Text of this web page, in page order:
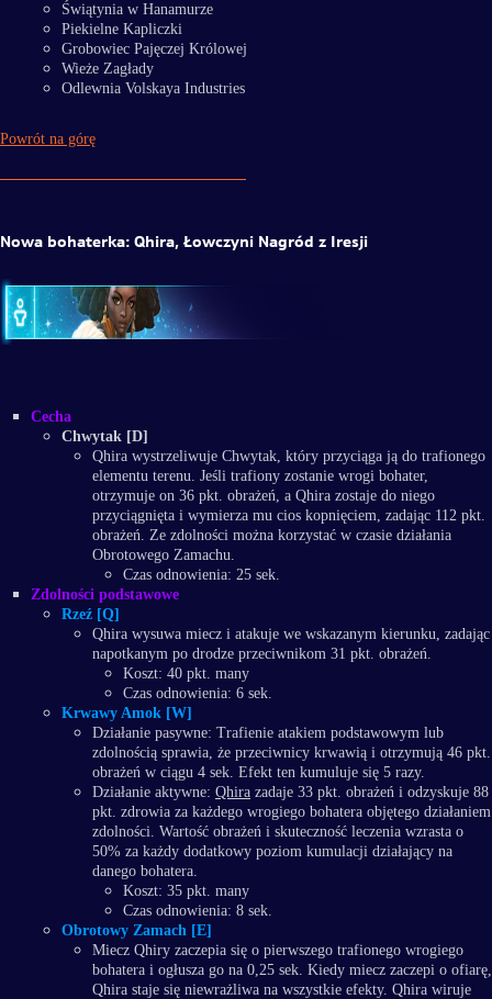
Świątynia w Hanamurze
Piekielne Kapliczki
Grobowiec Pajęczej Królowej
Wieże Zagłady
Odlewnia Volskaya Industries
Powrót na górę
Nowa bohaterka: Qhira, Łowczyni Nagród z Iresji
Cecha
Chwytak [D]
Qhira wystrzeliwuje Chwytak, który przyciąga ją do trafionego
elementu terenu. Jeśli trafiony zostanie wrogi bohater,
otrzymuje on 36 pkt. obrażeń, a Qhira zostaje do niego
przyciągnięta i wymierza mu cios kopnięciem, zadając 112 pkt.
obrażeń. Ze zdolności można korzystać w czasie działania
Obrotowego Zamachu.
Czas odnowienia: 25 sek.
Zdolności podstawowe
Rzeź [Q]
Qhira wysuwa miecz i atakuje we wskazanym kierunku, zadając
napotkanym po drodze przeciwnikom 31 pkt. obrażeń.
Koszt: 40 pkt. many
Czas odnowienia: 6 sek.
Krwawy Amok [W]
Działanie pasywne: Trafienie atakiem podstawowym lub
zdolnością sprawia, że przeciwnicy krwawią i otrzymują 46 pkt.
obrażeń w ciągu 4 sek. Efekt ten kumuluje się 5 razy.
Działanie aktywne: Qhira zadaje 33 pkt. obrażeń i odzyskuje 88
pkt. zdrowia za każdego wrogiego bohatera objętego działaniem
zdolności. Wartość obrażeń i skuteczność leczenia wzrasta o
50% za każdy dodatkowy poziom kumulacji działający na
danego bohatera.
Koszt: 35 pkt. many
Czas odnowienia: 8 sek.
Obrotowy Zamach [E]
Miecz Qhiry zaczepia się o pierwszego trafionego wrogiego
bohatera i ogłusza go na 0,25 sek. Kiedy miecz zaczepi o ofiarę,
Qhira staje się niewrażliwa na wszystkie efekty. Qhira wiruje